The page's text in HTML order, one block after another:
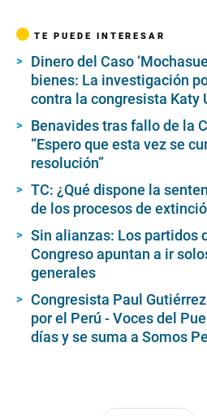
TE PUEDE INTERESAR
Dinero del Caso
bienes: La investigación
contra la congresista Katy
Benavides tras fallo de la
“Espero que esta vez se
resolución”
TC: ¿Qué dispone la
de los procesos de
Sin alianzas: Los partidos
Congreso apuntan a ir
generales
Congresista Paul
por el Perú - Voces del
días y se suma a Somos